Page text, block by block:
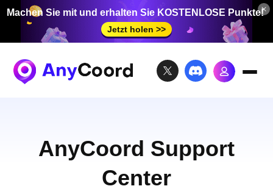
Machen Sie mit und erhalten Sie KOSTENLOSE Punkte!
Jetzt holen >>
AnyCoord Support
Center